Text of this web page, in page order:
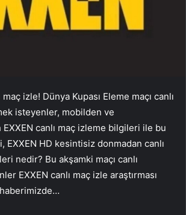
maç izle! Dünya Kupası Eleme maçı canlı
isteyenler, mobilden ve
EXXEN canlı maç izleme bilgileri ile bu
EXXEN HD kesintisiz donmadan canlı
nedir? Bu akşamki maçı canlı
EXXEN canlı maç izle araştırması